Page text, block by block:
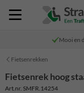
Mooi en
Fietsenrekken
Fietsenrek hoog
Art.nr. SMFR.14254